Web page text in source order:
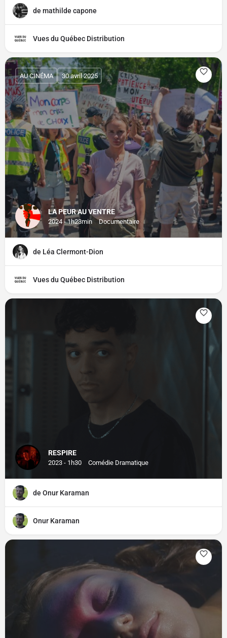
de mathilde capone
Vues du Québec Distribution
LA PEUR AU VENTRE
2024 - 1h23min Documentaire
AU CINÉMA 30 avril 2025
de Léa Clermont-Dion
Vues du Québec Distribution
RESPIRE
2023 - 1h30 Comédie Dramatique
de Onur Karaman
Onur Karaman